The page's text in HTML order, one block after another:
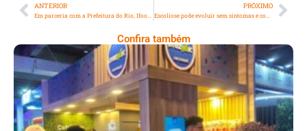
ANTERIOR PRÓXIMO
Escoliose pode evoluir sem sintomas e comprometer a qualidade de vida de adolescentes
Confira também
Cencosud Promove Inovação No Brasil
Com A Participação Do Prezunic No Rio
Innovation Week 2026